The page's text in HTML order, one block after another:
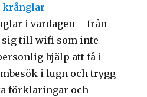
krånglar
i vardagen – från
sig till wifi som inte
hjälp att få i
i lugn och trygg
förklaringar och